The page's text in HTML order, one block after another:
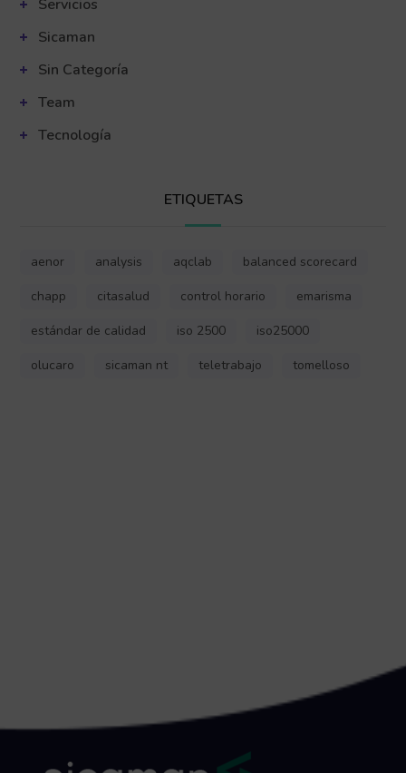
Servicios
Sicaman
Sin Categoría
Team
Tecnología
ETIQUETAS
aenor analysis aqclab
balanced scorecard
chapp
citasalud control horario
emarisma
estándar de calidad
iso 2500
iso25000
olucaro
sicaman nt teletrabajo tomelloso